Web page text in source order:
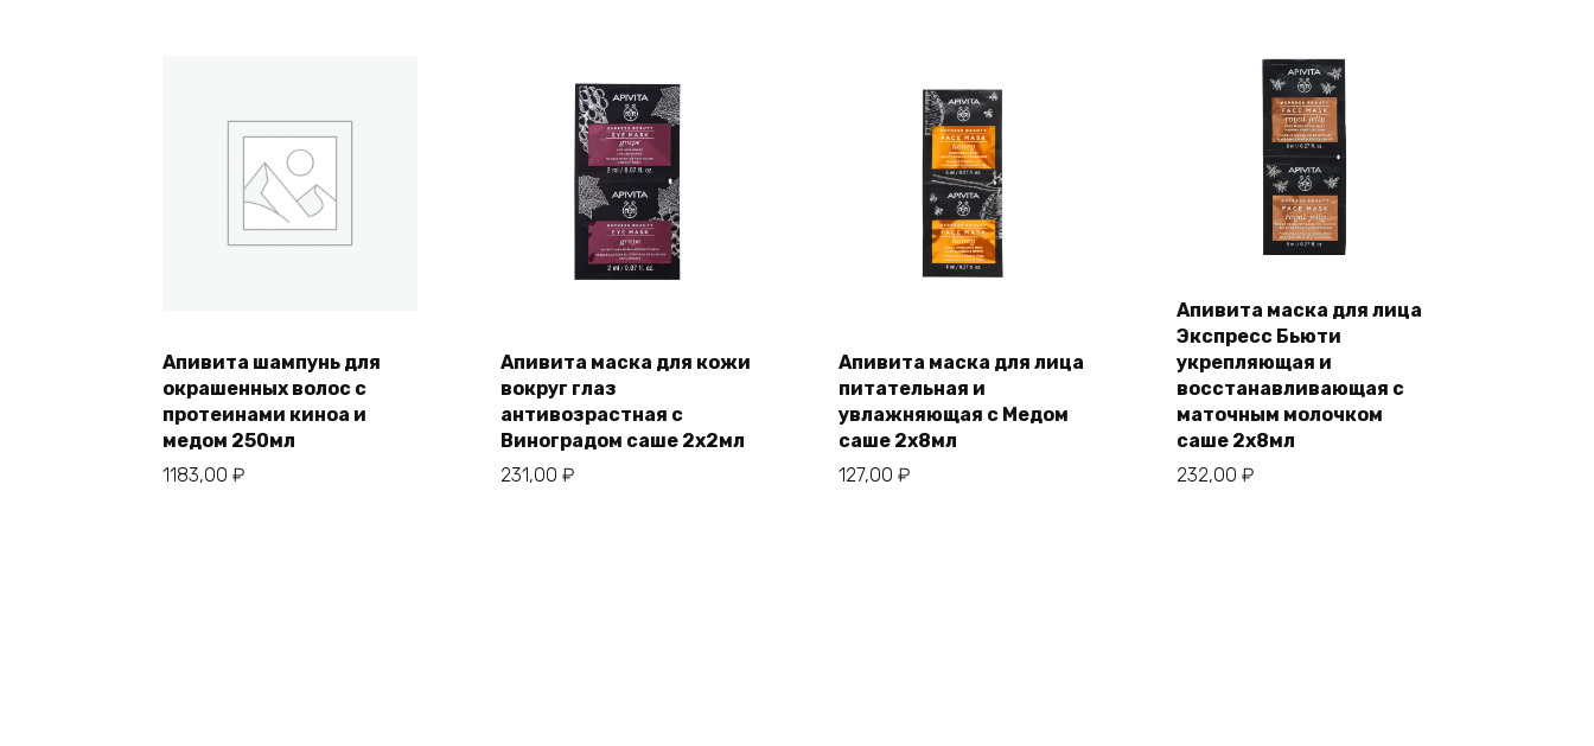
Апивита шампунь для
окрашенных волос с
протеинами киноа и
медом 250мл
1183,00 ₽
Апивита маска для кожи
вокруг глаз
антивозрастная с
Виноградом саше 2х2мл
231,00 ₽
Апивита маска для лица
питательная и
увлажняющая с Медом
саше 2х8мл
127,00 ₽
Апивита маска для лица
Экспресс Бьюти
укрепляющая и
восстанавливающая с
маточным молочком
саше 2х8мл
232,00 ₽